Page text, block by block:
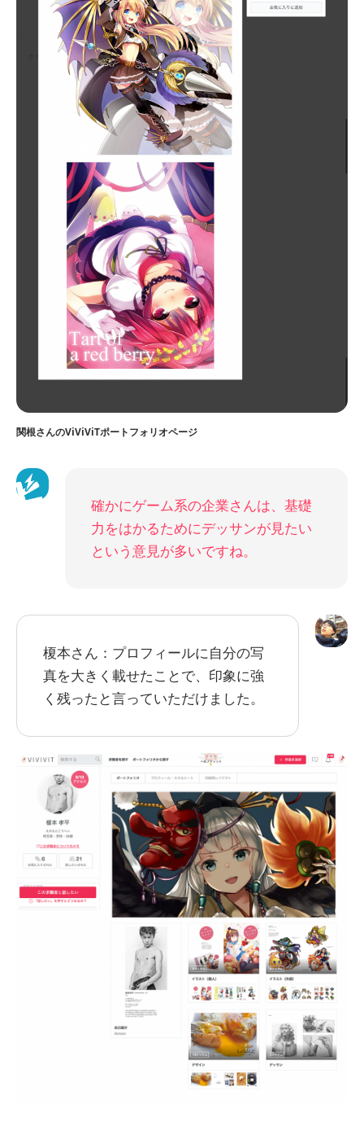
関根さんのViViViTポートフォリオページ
確かにゲーム系の企業さんは、基礎
力をはかるためにデッサンが見たい
という意見が多いですね。
榎本さん：プロフィールに自分の写
真を大きく載せたことで、印象に強
く残ったと言っていただけました。